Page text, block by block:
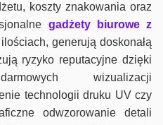
koszty znakowania oraz
gadżety biurowe z
generują doskonałą
ryzyko reputacyjne dzięki
wizualizacji
technologii druku UV czy
odwzorowanie detali